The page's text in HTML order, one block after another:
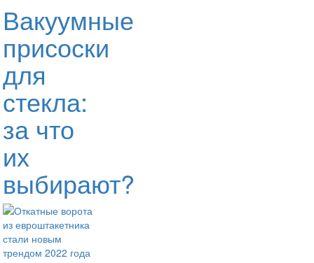
Вакуумные
присоски
для
стекла:
за что
их
выбирают?